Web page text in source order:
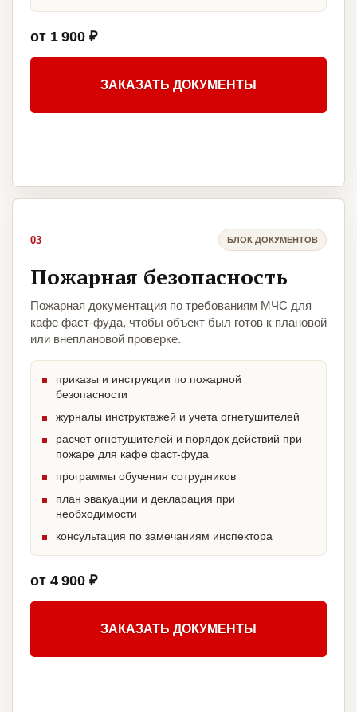
от 1 900 ₽
ЗАКАЗАТЬ ДОКУМЕНТЫ
03 БЛОК ДОКУМЕНТОВ
Пожарная безопасность
Пожарная документация по требованиям МЧС для
кафе фаст-фуда, чтобы объект был готов к плановой
или внеплановой проверке.
приказы и инструкции по пожарной
безопасности
журналы инструктажей и учета огнетушителей
расчет огнетушителей и порядок действий при
пожаре для кафе фаст-фуда
программы обучения сотрудников
план эвакуации и декларация при
необходимости
консультация по замечаниям инспектора
от 4 900 ₽
ЗАКАЗАТЬ ДОКУМЕНТЫ